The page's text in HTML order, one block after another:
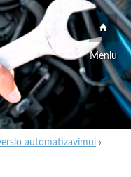
Meniu
automatizavimui ›